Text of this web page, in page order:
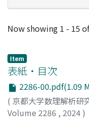
Recent
Now showing 1 - 15
Item
表紙・目次
2286-00.pdf(1.09
( 京都大学数理解析研
Volume 2286 , 2024)